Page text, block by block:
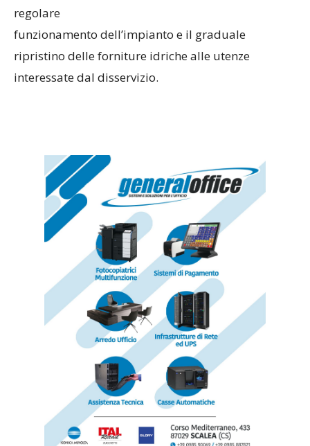
regolare
funzionamento dell’impianto e il graduale
ripristino delle forniture idriche alle utenze
interessate dal disservizio.